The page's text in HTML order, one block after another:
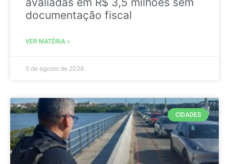
documentação fiscal
VER MATÉRIA »
5 de agosto de 2026
CIDADES